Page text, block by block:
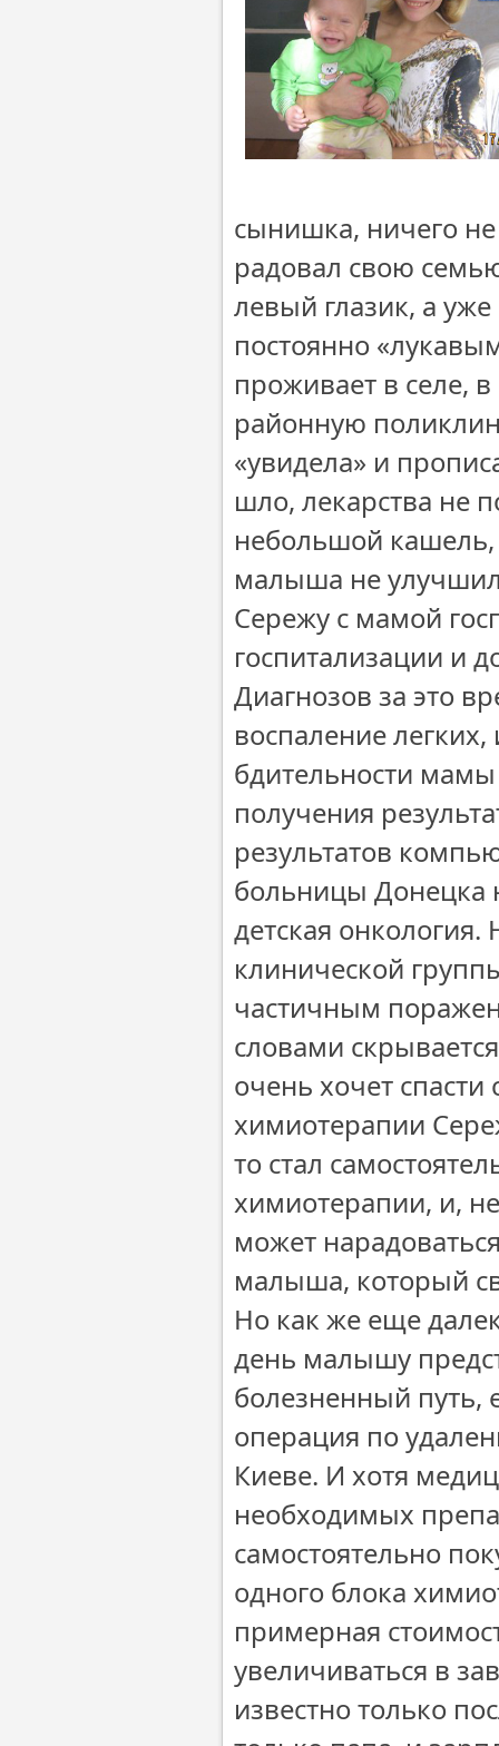
сынишка, ничего
радовал свою
левый глазик, а
постоянно
проживает в селе,
районную
«увидела» и
шло, лекарства не
небольшой кашель,
малыша не
Сережу с мамой
госпитализации и
Диагнозов за это
воспаление
бдительности
получения
результатов
больницы Донецка
детская онкология.
клинической
частичным
словами
очень хочет спасти
химиотерапии
то стал
химиотерапии, и,
может
малыша, который
Но как же еще
день малышу
болезненный путь,
операция по
Киеве. И хотя
необходимых
самостоятельно
одного блока
примерная
увеличиваться в
известно только